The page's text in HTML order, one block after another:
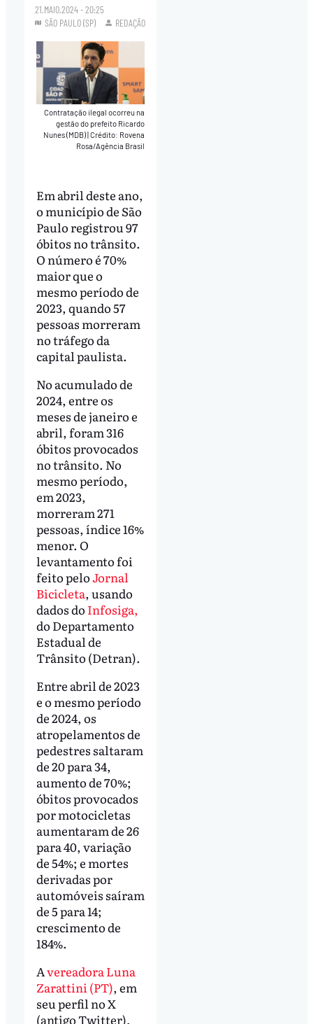
21.MAIO.2024 - 20:25
SÃO PAULO (SP)
REDAÇÃO
Contratação ilegal ocorreu na
gestão do prefeito Ricardo
Nunes (MDB)|Crédito: Rovena
Rosa/Agência Brasil
Em abril deste ano,
o município de São
Paulo registrou 97
óbitos no trânsito.
O número é 70%
maior que o
mesmo período de
2023, quando 57
pessoas morreram
no tráfego da
capital paulista.
No acumulado de
2024, entre os
meses de janeiro e
abril, foram 316
óbitos provocados
no trânsito. No
mesmo período,
em 2023,
morreram 271
pessoas, índice 16%
menor. O
levantamento foi
feito peloJornal
Bicicleta, usando
dados do Infosiga,
do Departamento
Estadual de
Trânsito (Detran).
Entre abril de 2023
e o mesmo período
de 2024, os
atropelamentos de
pedestres saltaram
de 20 para 34,
aumento de 70%;
óbitos provocados
por motocicletas
aumentaram de 26
para 40, variação
de 54%; e mortes
derivadas por
automóveis saíram
de 5 para 14;
crescimento de
184%.
Avereadora Luna
Zarattini (PT), em
seu perfil no X
(antigo Twitter),